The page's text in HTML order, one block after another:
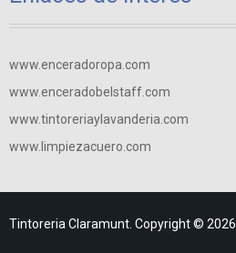
www.enceradoropa.com
www.enceradobelstaff.com
www.tintoreriaylavanderia.com
www.limpiezacuero.com
Tintoreria Claramunt. Copyright © 2026